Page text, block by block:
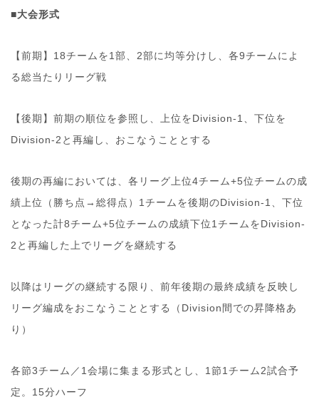
■大会形式
【前期】18チームを1部、2部に均等分けし、各9チームによ
る総当たりリーグ戦
【後期】前期の順位を参照し、上位をDivision-1、下位を
Division-2と再編し、おこなうこととする
後期の再編においては、各リーグ上位4チーム+5位チームの成
績上位（勝ち点→総得点）1チームを後期のDivision-1、下位
となった計8チーム+5位チームの成績下位1チームをDivision-
2と再編した上でリーグを継続する
以降はリーグの継続する限り、前年後期の最終成績を反映し
リーグ編成をおこなうこととする（Division間での昇降格あ
り）
各節3チーム／1会場に集まる形式とし、1節1チーム2試合予
定。15分ハーフ